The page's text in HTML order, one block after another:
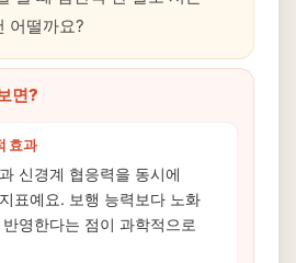
어떨까요?
면?
효과
신경계 협응력을 동시에
표예요. 보행 능력보다 노화
영한다는 점이 과학적으로